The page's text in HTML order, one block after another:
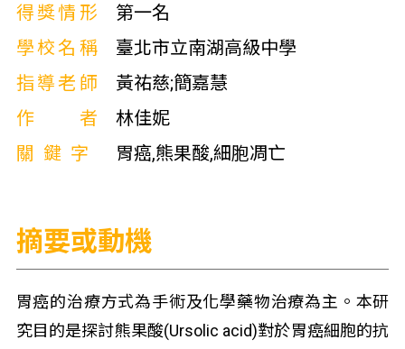
得獎情形
第一名
學校名稱
臺北市立南湖高級中學
指導老師
黃祐慈;簡嘉慧
作者
林佳妮
關鍵字
胃癌,熊果酸,細胞凋亡
摘要或動機
胃癌的治療方式為手術及化學藥物治療為主。本研
究目的是探討熊果酸(Ursolic acid)對於胃癌細胞的抗